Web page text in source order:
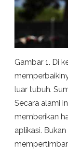
Gambar 1. Di
luar tubuh.
Secara alami
memberikan
aplikasi.